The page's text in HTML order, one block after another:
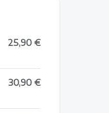
25,90 €
30,90 €